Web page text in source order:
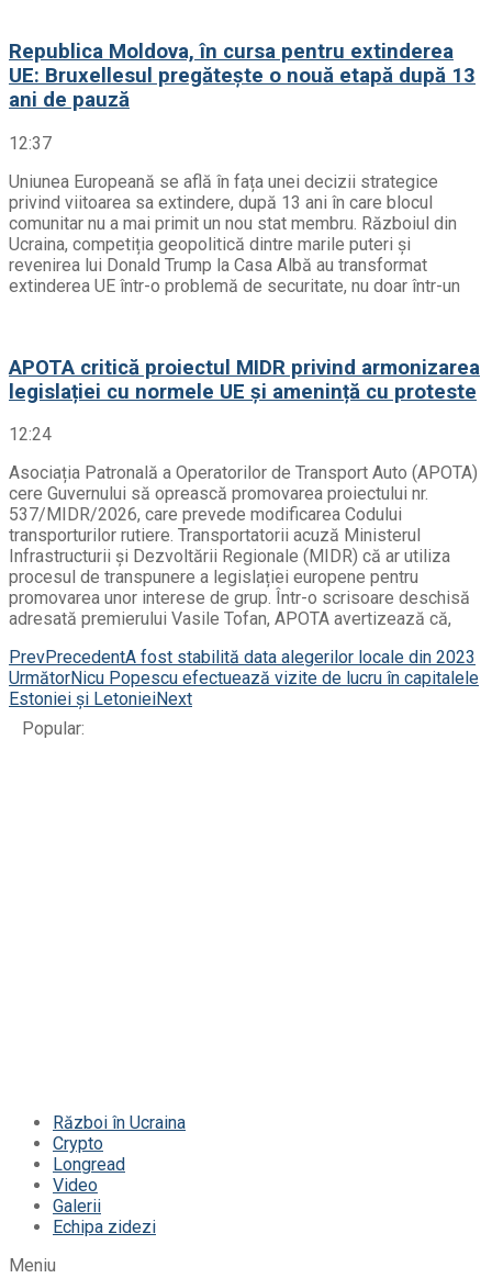
Republica Moldova, în cursa pentru extinderea
UE: Bruxellesul pregătește o nouă etapă după 13
ani de pauză
12:37
Uniunea Europeană se află în fața unei decizii strategice
privind viitoarea sa extindere, după 13 ani în care blocul
comunitar nu a mai primit un nou stat membru. Războiul din
Ucraina, competiția geopolitică dintre marile puteri și
revenirea lui Donald Trump la Casa Albă au transformat
extinderea UE într-o problemă de securitate, nu doar într-un
APOTA critică proiectul MIDR privind armonizarea
legislației cu normele UE și amenință cu proteste
12:24
Asociația Patronală a Operatorilor de Transport Auto (APOTA)
cere Guvernului să oprească promovarea proiectului nr.
537/MIDR/2026, care prevede modificarea Codului
transporturilor rutiere. Transportatorii acuză Ministerul
Infrastructurii și Dezvoltării Regionale (MIDR) că ar utiliza
procesul de transpunere a legislației europene pentru
promovarea unor interese de grup. Într-o scrisoare deschisă
adresată premierului Vasile Tofan, APOTA avertizează că,
PrevPrecedentA fost stabilită data alegerilor locale din 2023
UrmătorNicu Popescu efectuează vizite de lucru în capitalele
Estoniei și LetonieiNext
Popular:
Război în Ucraina
Crypto
Longread
Video
Galerii
Echipa zidezi
Meniu